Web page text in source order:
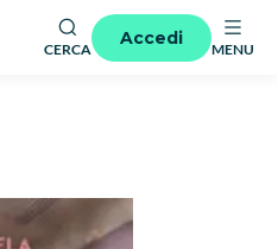
CERCA
Accedi
MENU